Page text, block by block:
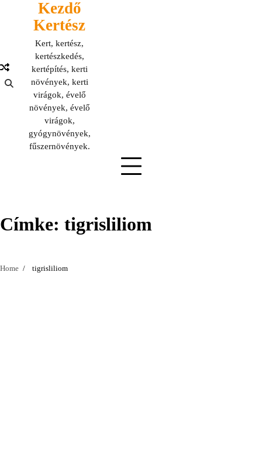
Kezdő
Kertész
Kert, kertész,
kertészkedés,
kertépítés, kerti
növények, kerti
virágok, évelő
növények, évelő
virágok,
gyógynövények,
fűszernövények.
Címke: tigrisliliom
Home tigrisliliom